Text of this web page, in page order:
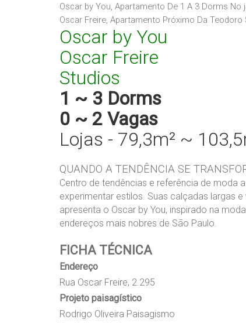
Oscar by You, Apartamento De 1 A 3 Dorms
Oscar Freire, Apartamento Próximo Da Teodoro
Oscar by You
Oscar Freire
Studios
1 ~ 3 Dorms
0 ~ 2 Vagas
Lojas - 79,3m² ~
QUANDO A TENDÊNCIA SE
Centro de tendências e referência de moda
experimentar estilos. Suas calçadas largas
apresenta o Oscar by You, inspirado na
endereços mais nobres de São Paulo.
FICHA TÉCNICA
Endereço
Rua Oscar Freire, 2.295
Projeto paisagístico
Rodrigo Oliveira Paisagismo